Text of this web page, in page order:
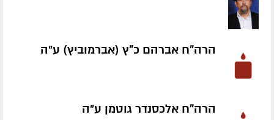
הרה"ח אברהם כ"ץ (אברמוביץ) ע״ה
הרה"ח אלכסנדר גוטמן ע״ה